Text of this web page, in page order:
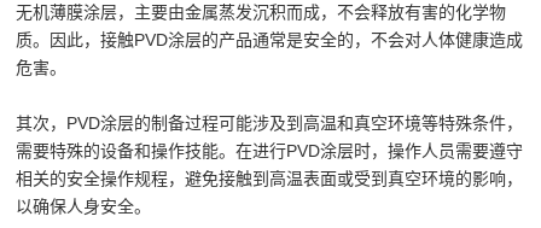
无机薄膜涂层，主要由金属蒸发沉积而成，不会释放有害的化学物
质。因此，接触PVD涂层的产品通常是安全的，不会对人体健康造成
危害。
其次，PVD涂层的制备过程可能涉及到高温和真空环境等特殊条件，
需要特殊的设备和操作技能。在进行PVD涂层时，操作人员需要遵守
相关的安全操作规程，避免接触到高温表面或受到真空环境的影响，
以确保人身安全。